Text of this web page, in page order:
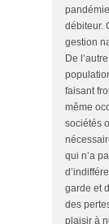
débiteur.
gestion
De
faisant
même
sociétés
qui n’a
garde et
des
plaisir à